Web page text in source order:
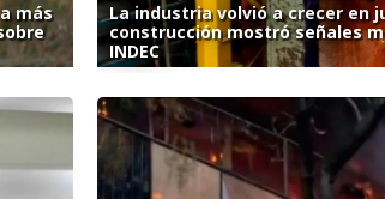
más
La industria volvió a crecer en
construcción mostró señales
INDEC